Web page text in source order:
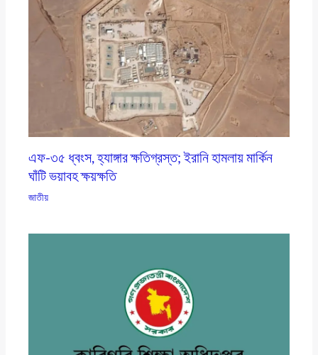
এফ-৩৫ ধ্বংস, হ্যাঙ্গার ক্ষতিগ্রস্ত; ইরানি হামলায় মার্কিন
ঘাঁটি ভয়াবহ ক্ষয়ক্ষতি
জাতীয়